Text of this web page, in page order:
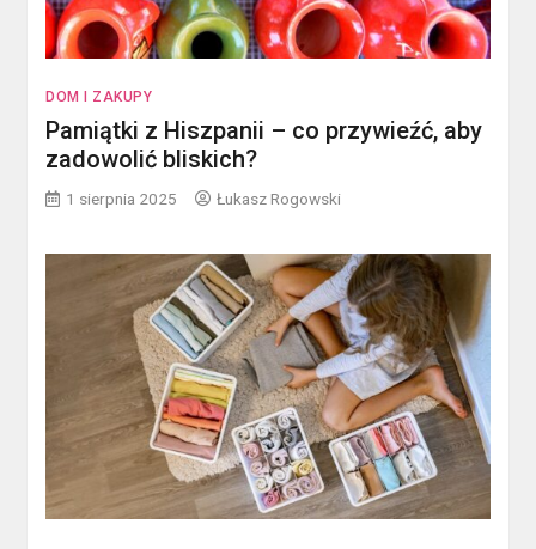
DOM I ZAKUPY
Pamiątki z Hiszpanii – co przywieźć, aby
zadowolić bliskich?
1 sierpnia 2025 Łukasz Rogowski